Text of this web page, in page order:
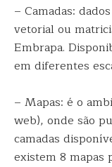
– Camadas:
vetorial ou
Embrapa.
em diferentes
– Mapas: é o
web), onde são
camadas
existem 8 mapas